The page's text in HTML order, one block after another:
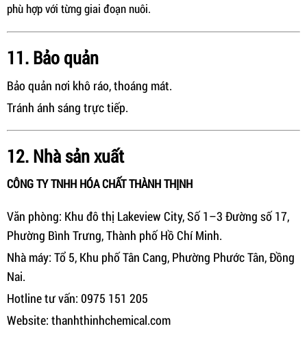
phù hợp với từng giai đoạn nuôi.
11. Bảo quản
Bảo quản nơi khô ráo, thoáng mát.
Tránh ánh sáng trực tiếp.
12. Nhà sản xuất
CÔNG TY TNHH HÓA CHẤT THÀNH THỊNH
Văn phòng: Khu đô thị Lakeview City, Số 1–3 Đường số 17,
Phường Bình Trưng, Thành phố Hồ Chí Minh.
Nhà máy: Tổ 5, Khu phố Tân Cang, Phường Phước Tân, Đồng
Nai.
Hotline tư vấn: 0975 151 205
Website: thanhthinhchemical.com